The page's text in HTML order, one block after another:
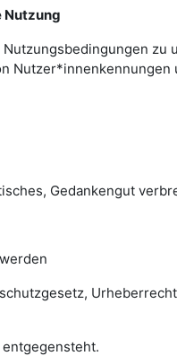
Nutzung
Gedankengut